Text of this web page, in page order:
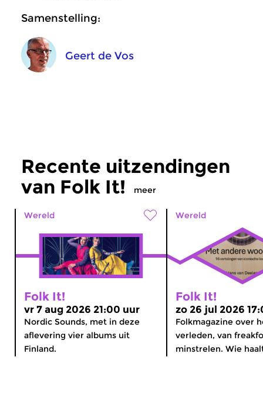
Samenstelling:
Geert de Vos
Recente uitzendingen
van Folk It!
meer
Wereld
Folk It!
vr 7 aug 2026 21:00 uur
Nordic Sounds, met in deze
aflevering vier albums uit
Finland.
Wereld
Folk It!
zo 26 jul 2026
Folkmagazine over
verleden, van
minstrelen. Wie